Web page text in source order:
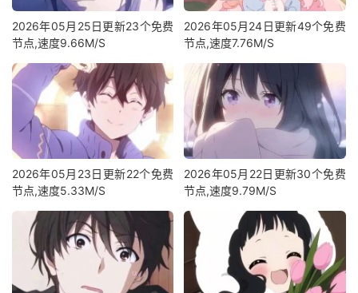
2026年05月25日更新23个免费
节点,速度9.66M/S
2026年05月24日更新49个免费
节点,速度7.76M/S
2026年05月23日更新22个免费
节点,速度5.33M/S
2026年05月22日更新30个免费
节点,速度9.79M/S